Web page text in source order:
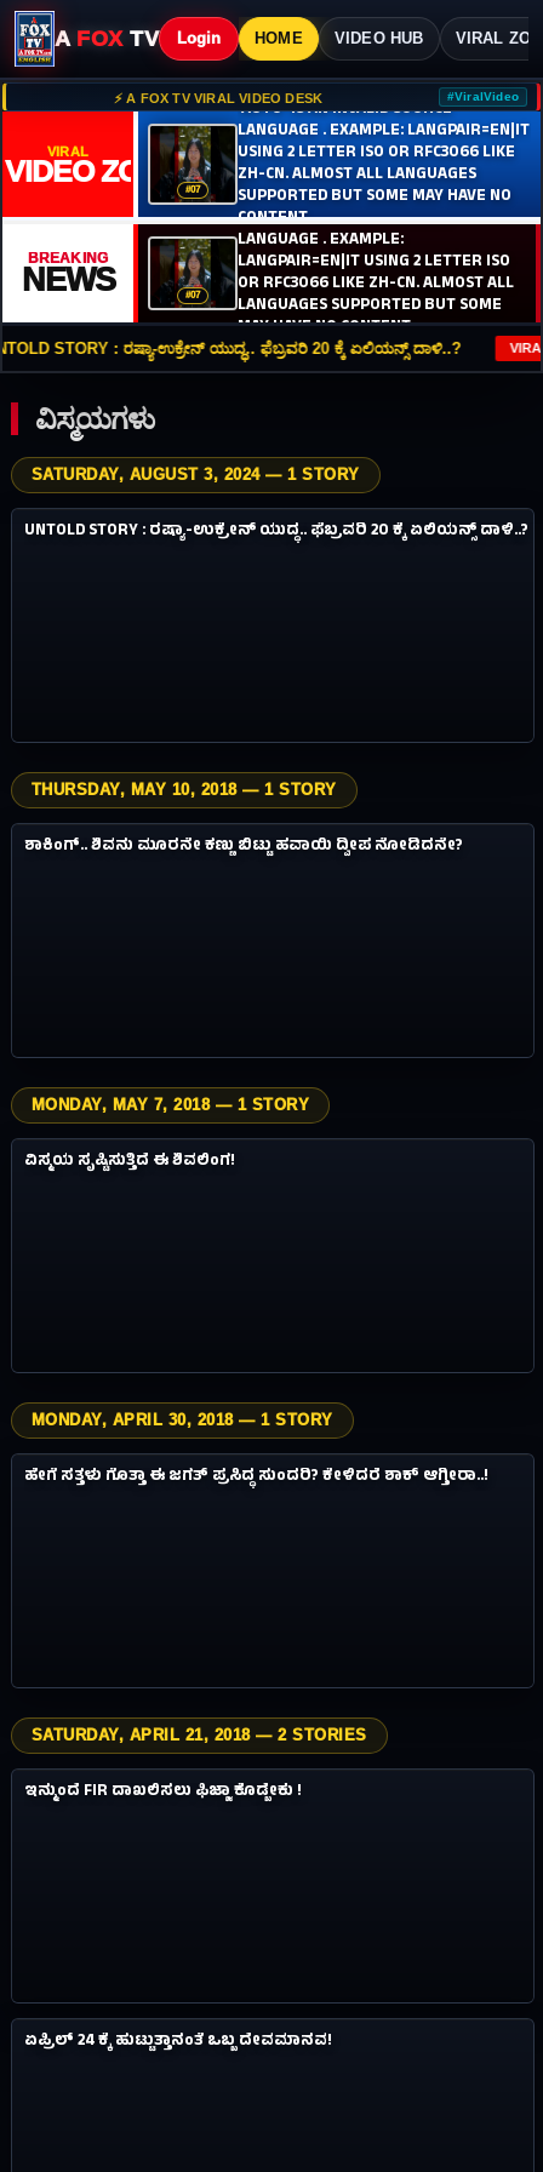
ವಿಷಯಕ್ಕೆ ಹೋಗಿ
A FOXTV HOME VIDEO HUB VIRAL
Login
⚡ A FOX TV VIRAL VIDEO DESK #ViralVideo
VIRAL
VIDEO ZONE
#07
'AUTO' IS AN INVALID SOURCE
LANGUAGE . EXAMPLE: LANGPAIR=EN|IT
USING 2 LETTER ISO OR RFC3066 LIKE
ZH-CN. ALMOST ALL LANGUAGES
SUPPORTED BUT SOME MAY HAVE NO
CONTENT
🔊 −
ADVERTISEMENT
BREAKING
NEWS #07
'AUTO' IS AN INVALID SOURCE
LANGUAGE . EXAMPLE:
LANGPAIR=EN|IT USING 2 LETTER ISO
OR RFC3066 LIKE ZH-CN. ALMOST ALL
LANGUAGES SUPPORTED BUT SOME
MAY HAVE NO CONTENT
STORY : ರಷ್ಯಾ-ಉಕ್ರೇನ್‌ ಯುದ್ಧ.. ಫೆಬ್ರವರಿ 20 ಕ್ಕೆ ಏಲಿಯನ್ಸ್‌ ದಾಳಿ..? VIRAL
ವಿಸ್ಮಯಗಳು
SATURDAY, AUGUST 3, 2024 — 1 STORY
#01 2Y AGO
ವಿಸ್ಮಯಗಳು
UNTOLD STORY : ರಷ್ಯಾ-ಉಕ್ರೇನ್‌ ಯುದ್ಧ.. ಫೆಬ್ರವರಿ 20 ಕ್ಕೆ ಏಲಿಯನ್ಸ್‌ ದಾಳಿ..?
THURSDAY, MAY 10, 2018 — 1 STORY
#02
ವಿಸ್ಮಯಗಳು
ಶಾಕಿಂಗ್.. ಶಿವನು ಮೂರನೇ ಕಣ್ಣು ಬಿಟ್ಟು ಹವಾಯಿ ದ್ವೀಪ ನೋಡಿದನೇ?
MONDAY, MAY 7, 2018 — 1 STORY
#03
ವಿಸ್ಮಯಗಳು
ವಿಸ್ಮಯ ಸೃಷ್ಟಿಸುತ್ತಿದೆ ಈ ಶಿವಲಿಂಗ!
MONDAY, APRIL 30, 2018 — 1 STORY
#04 8Y AGO
ವಿಸ್ಮಯಗಳು
ಹೇಗೆ ಸತ್ತಳು ಗೊತ್ತಾ ಈ ಜಗತ್ ಪ್ರಸಿದ್ಧ ಸುಂದರಿ? ಕೇಳಿದರೆ ಶಾಕ್ ಆಗ್ತೀರಾ..!
SATURDAY, APRIL 21, 2018 — 2 STORIES
#05
ವಿಸ್ಮಯಗಳು
ಇನ್ಮುಂದೆ FIR ದಾಖಲಿಸಲು ಫಿಜ್ಜಾ ಕೊಡ್ಬೇಕು !
#06
ವಿಸ್ಮಯಗಳು 0.8M
ಏಪ್ರಿಲ್ 24 ಕ್ಕೆ ಹುಟ್ಟುತ್ತಾನಂತೆ ಒಬ್ಬ ದೇವಮಾನವ!